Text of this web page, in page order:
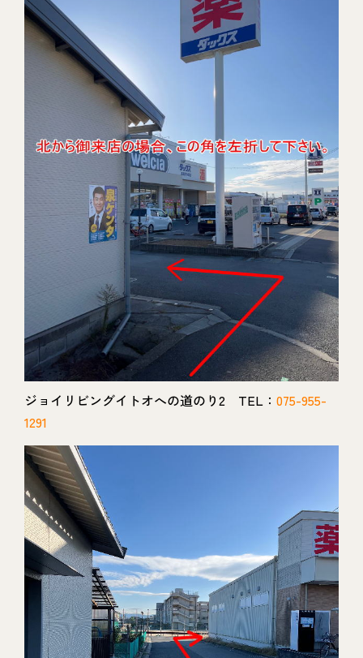
ジョイリビングイトオへの道のり2 TEL： 075-955-
1291